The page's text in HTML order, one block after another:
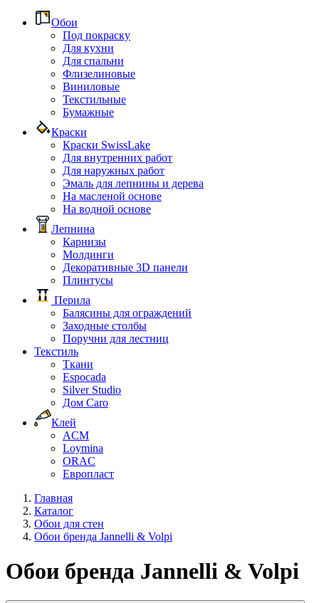
Обои
Под покраску
Для кухни
Для спальни
Флизелиновые
Виниловые
Текстильные
Бумажные
Краски
Краски SwissLake
Для внутренних работ
Для наружных работ
Эмаль для лепнины и дерева
На масленой основе
На водной основе
Лепнина
Карнизы
Молдинги
Декоративные 3D панели
Плинтусы
Перила
Балясины для ограждений
Заходные столбы
Поручни для лестниц
Текстиль
Ткани
Espocada
Silver Studio
Дом Caro
Клей
ACM
Loymina
ORAC
Европласт
Главная
Каталог
Обои для стен
Обои бренда Jannelli & Volpi
Обои бренда Jannelli & Volpi